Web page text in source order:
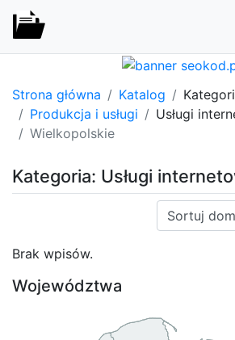
Strona główna Katalog
Produkcja i usługi
Usługi
Wielkopolskie
Kategoria: Usługi
Sortuj:
Brak wpisów.
Województwa